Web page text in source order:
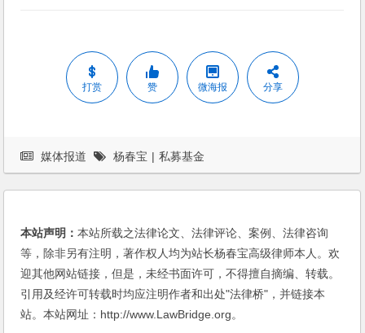
打赏 赞 微海报 分享
媒体报道 杨春宝 | 私募基金
本站声明：本站所载之法律论文、法律评论、案例、法律咨询
等，除非另有注明，著作权人均为站长杨春宝高级律师本人。欢
迎其他网站链接，但是，未经书面许可，不得擅自摘编、转载。
引用及经许可转载时均应注明作者和出处"法律桥"，并链接本
站。本站网址：http://www.LawBridge.org。